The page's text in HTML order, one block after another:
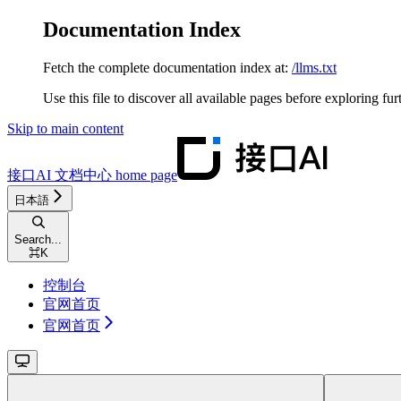
Documentation Index
Fetch the complete documentation index at: /llms.txt
Use this file to discover all available pages before exploring
Skip to main content
接口AI 文档中心 home page
日本語
Search...
⌘K
控制台
官网首页
官网首页